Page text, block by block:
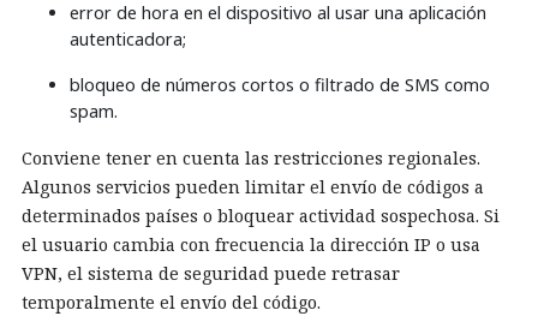
error de hora en el dispositivo al usar una aplicación
autenticadora;
bloqueo de números cortos o filtrado de SMS como
spam.
Conviene tener en cuenta las restricciones regionales.
Algunos servicios pueden limitar el envío de códigos a
determinados países o bloquear actividad sospechosa. Si
el usuario cambia con frecuencia la dirección IP o usa
VPN, el sistema de seguridad puede retrasar
temporalmente el envío del código.